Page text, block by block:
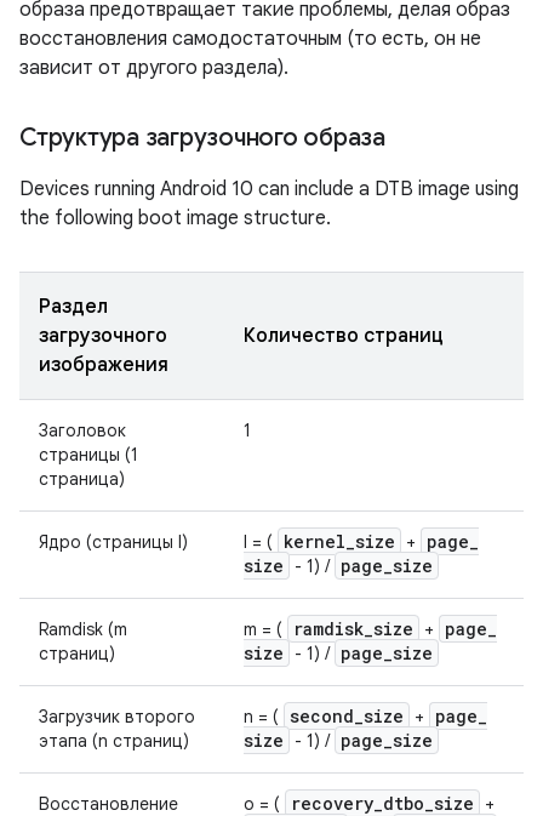
образа предотвращает такие проблемы, делая образ
восстановления самодостаточным (то есть, он не
зависит от другого раздела).
Структура загрузочного образа
Devices running Android 10 can include a DTB image using
the following boot image structure.
Раздел
загрузочного
изображения
Количество страниц
Заголовок
страницы (1
страница)
1
Ядро (страницы l) l = ( kernel_size + page_
size
- 1) / page_size
Ramdisk (m
страниц)
m = ( ramdisk_size + page_
size
- 1) / page_size
Загрузчик второго
этапа (n страниц)
n = ( second_size + page_
size
- 1) / page_size
Восстановление
o = ( recovery_dtbo_size +